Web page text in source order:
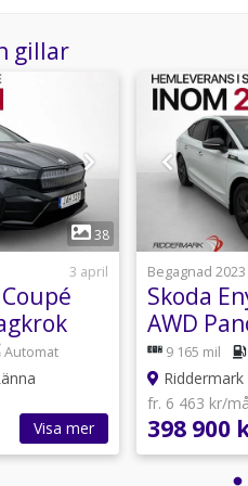
gillar
38
3 april
Automat
Visa mer
Begagnad 2023
Skoda
AWD
Värmare
9 165 mil
fr. 6 463 kr/
398 900